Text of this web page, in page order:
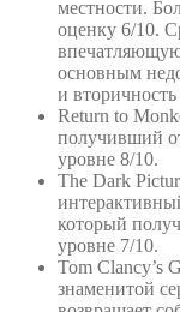
местности.
оценку 6/10.
основным
и
Return to
получивший
уровне 8/10.
The Dark
который
уровне 7/10.
Tom Clancy’s
знаменитой